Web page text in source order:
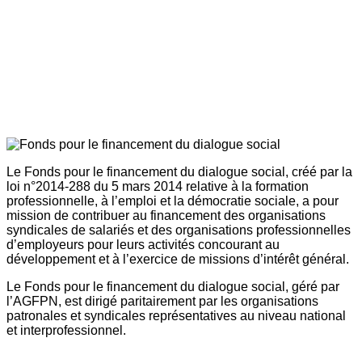
Le Fonds pour le financement du dialogue social, créé par la
loi n°2014-288 du 5 mars 2014 relative à la formation
professionnelle, à l’emploi et la démocratie sociale, a pour
mission de contribuer au financement des organisations
syndicales de salariés et des organisations professionnelles
d’employeurs pour leurs activités concourant au
développement et à l’exercice de missions d’intérêt général.
Le Fonds pour le financement du dialogue social, géré par
l’AGFPN, est dirigé paritairement par les organisations
patronales et syndicales représentatives au niveau national
et interprofessionnel.